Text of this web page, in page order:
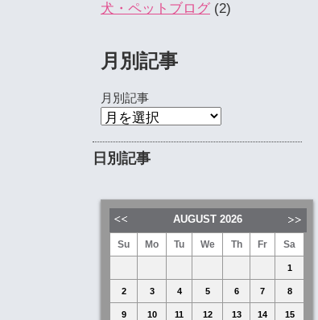
犬・ペットブログ (2)
月別記事
月別記事
日別記事
AUGUST 2026
Su Mo Tu We Th Fr Sa
1
2 3 4 5 6 7 8
9 10 11 12 13 14 15